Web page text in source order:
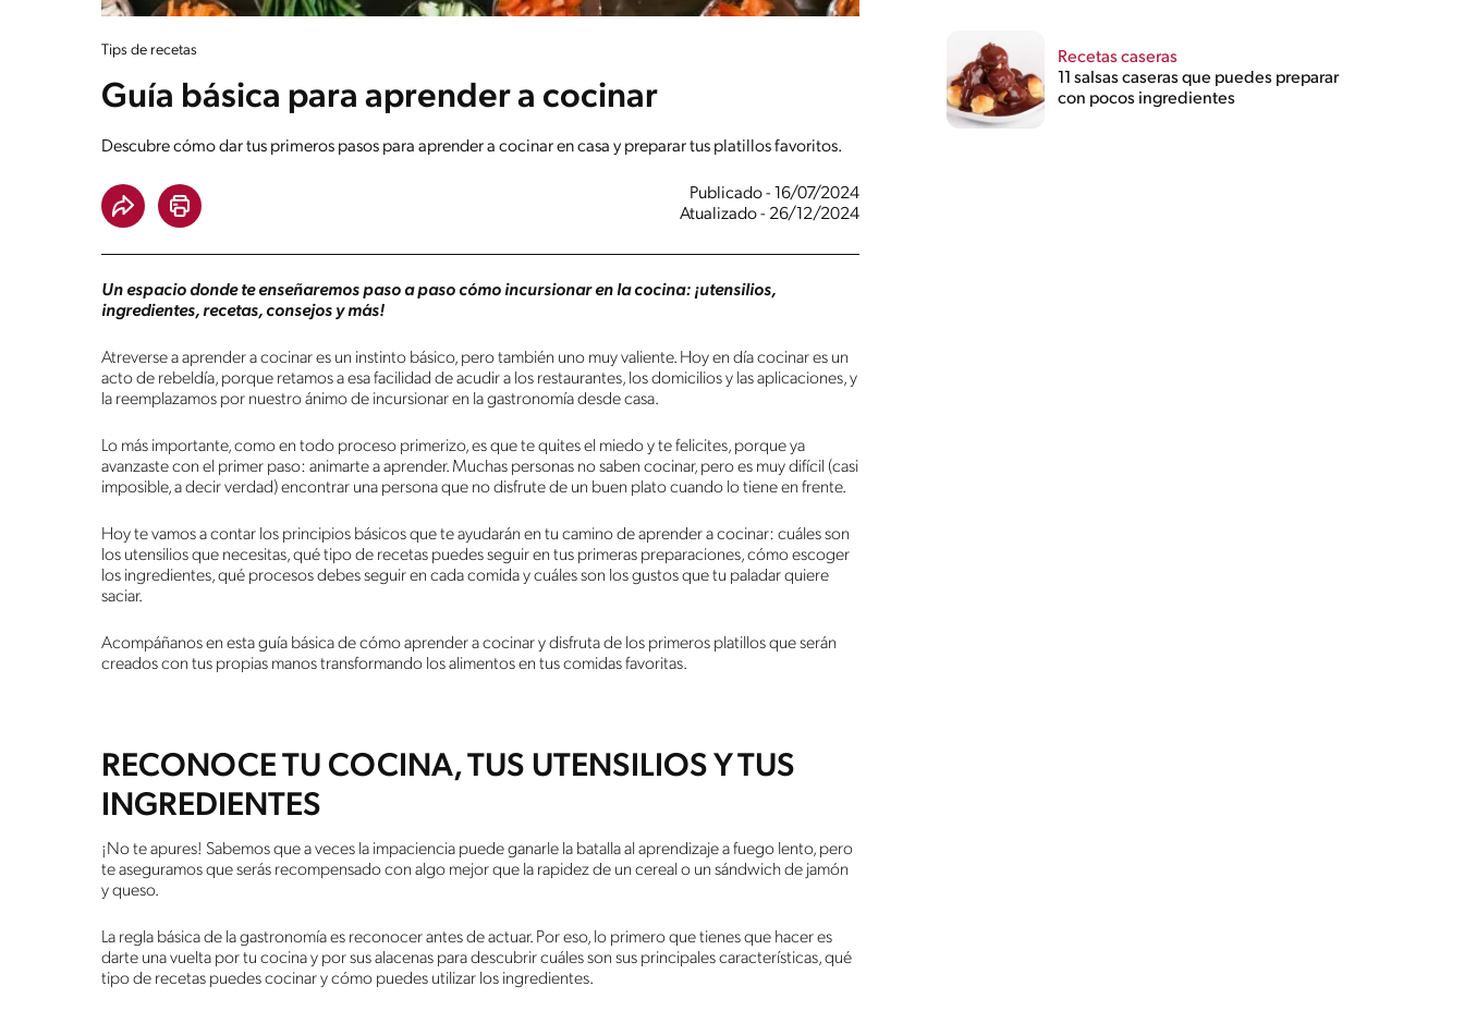
Tips de recetas
Guía básica para aprender a cocinar
Descubre cómo dar tus primeros pasos para aprender a cocinar en casa y preparar tus platillos favoritos.
Publicado - 16/07/2024
Atualizado - 26/12/2024
Un espacio donde te enseñaremos paso a paso cómo incursionar en la cocina: ¡utensilios,
ingredientes, recetas, consejos y más!
Atreverse a aprender a cocinar es un instinto básico, pero también uno muy valiente. Hoy en día cocinar es un
acto de rebeldía, porque retamos a esa facilidad de acudir a los restaurantes, los domicilios y las aplicaciones, y
la reemplazamos por nuestro ánimo de incursionar en la gastronomía desde casa.
Lo más importante, como en todo proceso primerizo, es que te quites el miedo y te felicites, porque ya
avanzaste con el primer paso: animarte a aprender. Muchas personas no saben cocinar, pero es muy difícil (casi
imposible, a decir verdad) encontrar una persona que no disfrute de un buen plato cuando lo tiene en frente.
Hoy te vamos a contar los principios básicos que te ayudarán en tu camino de aprender a cocinar: cuáles son
los utensilios que necesitas, qué tipo de recetas puedes seguir en tus primeras preparaciones, cómo escoger
los ingredientes, qué procesos debes seguir en cada comida y cuáles son los gustos que tu paladar quiere
saciar.
Acompáñanos en esta guía básica de cómo aprender a cocinar y disfruta de los primeros platillos que serán
creados con tus propias manos transformando los alimentos en tus comidas favoritas.
RECONOCE TU COCINA, TUS UTENSILIOS Y TUS
INGREDIENTES
¡No te apures! Sabemos que a veces la impaciencia puede ganarle la batalla al aprendizaje a fuego lento, pero
te aseguramos que serás recompensado con algo mejor que la rapidez de un cereal o un sándwich de jamón
y queso.
La regla básica de la gastronomía es reconocer antes de actuar. Por eso, lo primero que tienes que hacer es
darte una vuelta por tu cocina y por sus alacenas para descubrir cuáles son sus principales características, qué
tipo de recetas puedes cocinar y cómo puedes utilizar los ingredientes.
Recetas caseras
11 salsas caseras que puedes preparar
con pocos ingredientes